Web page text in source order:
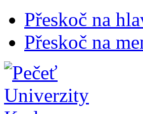
Přeskoč na
Přeskoč na